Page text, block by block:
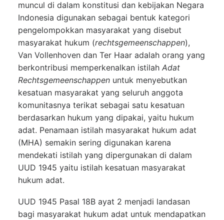
muncul di dalam konstitusi dan kebijakan Negara
Indonesia digunakan sebagai bentuk kategori
pengelompokkan masyarakat yang disebut
masyarakat hukum (rechtsgemeenschappen),
Van Vollenhoven dan Ter Haar adalah orang yang
berkontribusi memperkenalkan istilah Adat
Rechtsgemeenschappen untuk menyebutkan
kesatuan masyarakat yang seluruh anggota
komunitasnya terikat sebagai satu kesatuan
berdasarkan hukum yang dipakai, yaitu hukum
adat. Penamaan istilah masyarakat hukum adat
(MHA) semakin sering digunakan karena
mendekati istilah yang dipergunakan di dalam
UUD 1945 yaitu istilah kesatuan masyarakat
hukum adat.
UUD 1945 Pasal 18B ayat 2 menjadi landasan
bagi masyarakat hukum adat untuk mendapatkan